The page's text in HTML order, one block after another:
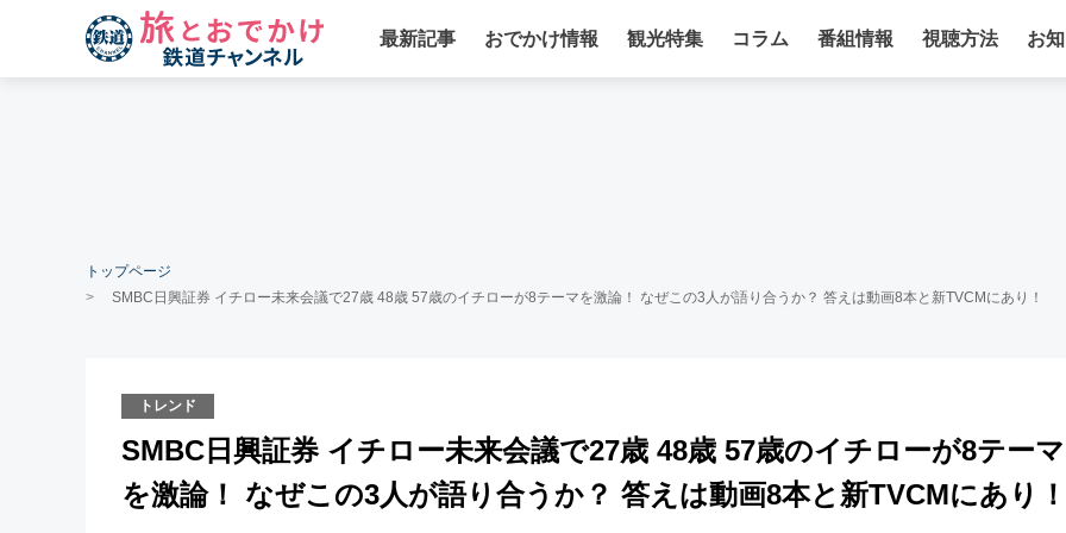
最新記事 おでかけ情報 観光特集 コラム 番組情報 視聴方法 お
トップページ
SMBC日興証券 イチロー未来会議で27歳 48歳 57歳のイチローが8テーマを激論！ なぜこの3人が語り合うか？ 答えは動画8本と新TVCMにあり！
トレンド
SMBC日興証券 イチロー未来会議で27歳 48歳 57歳のイチローが8テーマ
を激論！ なぜこの3人が語り合うか？ 答えは動画8本と新TVCMにあり！